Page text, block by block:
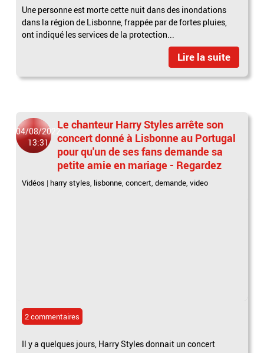
Une personne est morte cette nuit dans des inondations
dans la région de Lisbonne, frappée par de fortes pluies,
ont indiqué les services de la protection...
Lire la suite
04/08/2022
13:31
Le chanteur Harry Styles arrête son
concert donné à Lisbonne au Portugal
pour qu'un de ses fans demande sa
petite amie en mariage - Regardez
Vidéos | harry styles, lisbonne,concert,demande,video
2 commentaires
Il y a quelques jours, Harry Styles donnait un concert